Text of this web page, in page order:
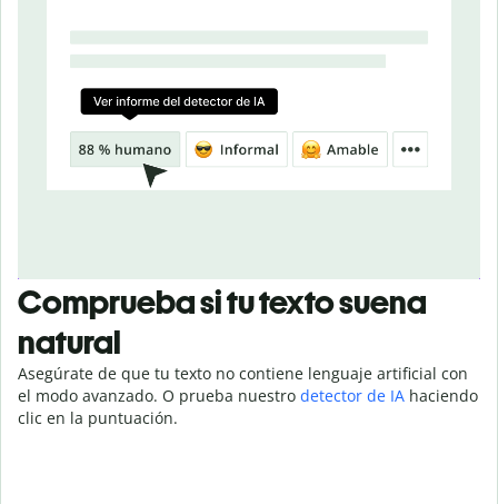
Comprueba si tu texto suena
natural
Asegúrate de que tu texto no contiene lenguaje artificial con
el modo avanzado. O prueba nuestro detector de IA haciendo
clic en la puntuación.